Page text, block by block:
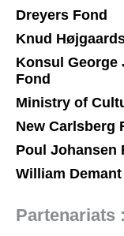
Salle
Salle de
En
Dreyers Fond
Knud
Konsul George
Fond
Ministry of
New Carlsberg
Poul Johansen
William
Partenariats :